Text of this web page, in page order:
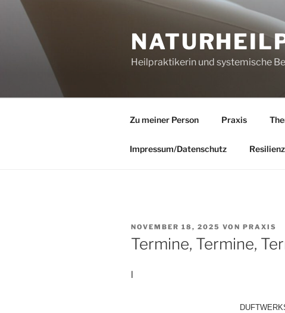
springen
Heilpraktikerin und systemische
Zu meiner Person Praxis
Impressum/Datenschutz
VERÖFFENTLICHT
AM
NOVEMBER 18, 2025 VON PRAXIS
Termine, Termine,
l